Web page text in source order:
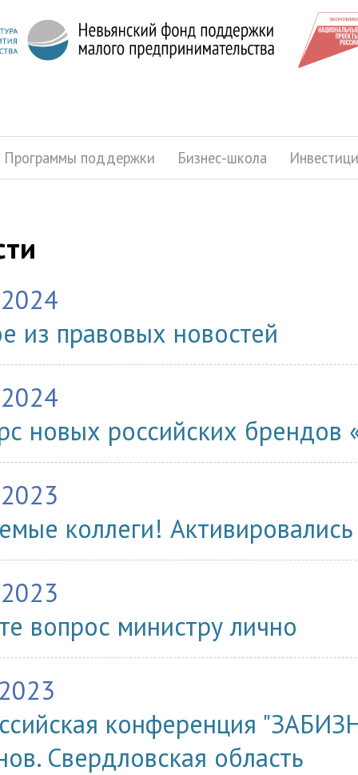
Программы поддержки Бизнес-школа
из правовых новостей
новых российских брендов
коллеги!
вопрос министру лично
конференция
Свердловская область